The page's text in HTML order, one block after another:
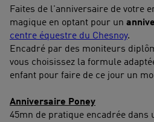
Faites de l'anniversaire de votre
magique en optant pour un
centre équestre du Chesnoy.
Encadré par des moniteurs
vous choisissez la formule
enfant pour faire de ce jour un
Anniversaire Poney
45mn de pratique encadrée dans